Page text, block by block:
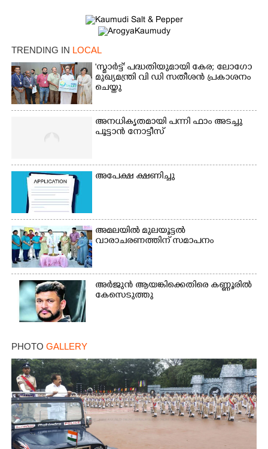
TRENDING IN LOCAL
'സ്മാർട്ട്' പദ്ധതിയുമായി കേര; ലോഗോ
മുഖ്യമന്ത്രി വി ഡി സതീശൻ പ്രകാശനം
ചെയ്തു
അനധികൃതമായി പന്നി ഫാം അടച്ചു
പൂട്ടാൻ നോട്ടീസ്
അപേക്ഷ ക്ഷണിച്ചു
അമലയിൽ മുലയൂട്ടൽ
വാരാചരണത്തിന് സമാപനം
അർജുൻ ആയങ്കിക്കെതിരെ കണ്ണൂരിൽ
കേസെടുത്തു
PHOTO GALLERY
×
Share this link
Copy Link